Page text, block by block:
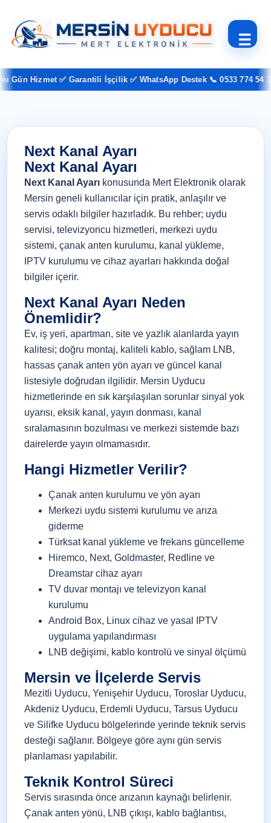
☰
Hizmet ✅ Garantili İşçilik ✅ WhatsApp Destek 📞 0533 774 54 37
Next Kanal Ayarı
Next Kanal Ayarı
Next Kanal Ayarı konusunda Mert Elektronik olarak
Mersin geneli kullanıcılar için pratik, anlaşılır ve
servis odaklı bilgiler hazırladık. Bu rehber; uydu
servisi, televizyoncu hizmetleri, merkezi uydu
sistemi, çanak anten kurulumu, kanal yükleme,
IPTV kurulumu ve cihaz ayarları hakkında doğal
bilgiler içerir.
Next Kanal Ayarı Neden
Önemlidir?
Ev, iş yeri, apartman, site ve yazlık alanlarda yayın
kalitesi; doğru montaj, kaliteli kablo, sağlam LNB,
hassas çanak anten yön ayarı ve güncel kanal
listesiyle doğrudan ilgilidir. Mersin Uyducu
hizmetlerinde en sık karşılaşılan sorunlar sinyal yok
uyarısı, eksik kanal, yayın donması, kanal
sıralamasının bozulması ve merkezi sistemde bazı
dairelerde yayın olmamasıdır.
Hangi Hizmetler Verilir?
Çanak anten kurulumu ve yön ayarı
Merkezi uydu sistemi kurulumu ve arıza
giderme
Türksat kanal yükleme ve frekans güncelleme
Hiremco, Next, Goldmaster, Redline ve
Dreamstar cihaz ayarı
TV duvar montajı ve televizyon kanal
kurulumu
Android Box, Linux cihaz ve yasal IPTV
uygulama yapılandırması
LNB değişimi, kablo kontrolü ve sinyal ölçümü
Mersin ve İlçelerde Servis
Mezitli Uyducu, Yenişehir Uyducu, Toroslar Uyducu,
Akdeniz Uyducu, Erdemli Uyducu, Tarsus Uyducu
ve Silifke Uyducu bölgelerinde yerinde teknik servis
desteği sağlanır. Bölgeye göre aynı gün servis
planlaması yapılabilir.
Teknik Kontrol Süreci
Servis sırasında önce arızanın kaynağı belirlenir.
Çanak anten yönü, LNB çıkışı, kablo bağlantısı,